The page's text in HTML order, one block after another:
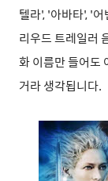
텔라', '아바타', '
리우드 트레일러
화 이름만 들어도
거라 생각됩니다.